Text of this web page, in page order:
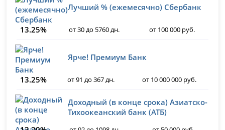
Лучший % (ежемесячно) Сбербанк
13.25% от 30 до 5760 дн. от 100 000 руб.
Ярче! Премиум Банк
13.25% от 91 до 367 дн. от 10 000 000 руб.
Доходный (в конце срока) Азиатско-
Тихоокеанский банк (АТБ)